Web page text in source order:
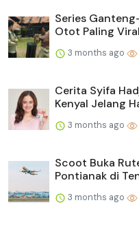
Series
Otot Paling
3 months ago
Cerita Syifa
Kenyal Jelang
3 months ago
Scoot Buka
Pontianak di
3 months ago